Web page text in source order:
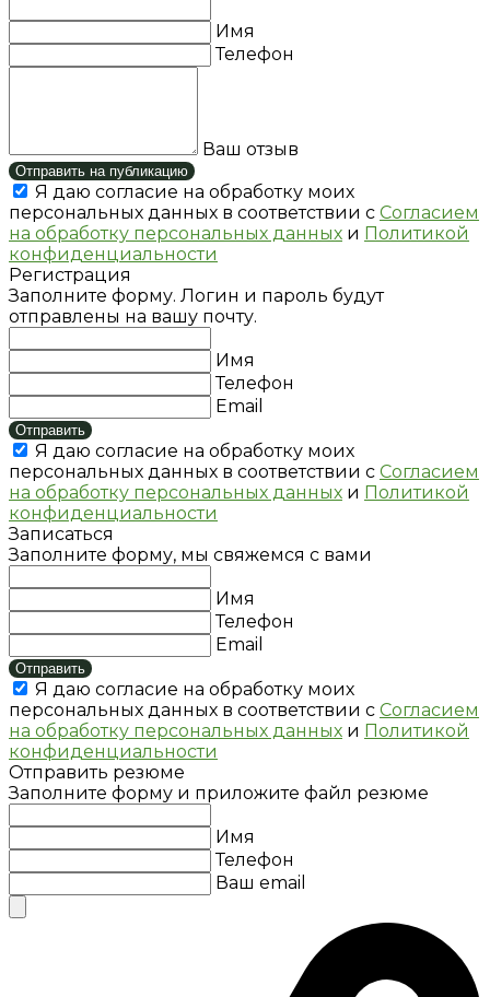
Имя
Телефон
Ваш отзыв
Отправить на публикацию
Я даю согласие на обработку моих
персональных данных в соответствии с Согласием
на обработку персональных данных и Политикой
конфиденциальности
Регистрация
Заполните форму. Логин и пароль будут
отправлены на вашу почту.
Имя
Телефон
Email
Отправить
Я даю согласие на обработку моих
персональных данных в соответствии с Согласием
на обработку персональных данных и Политикой
конфиденциальности
Записаться
Заполните форму, мы свяжемся с вами
Имя
Телефон
Email
Отправить
Я даю согласие на обработку моих
персональных данных в соответствии с Согласием
на обработку персональных данных и Политикой
конфиденциальности
Отправить резюме
Заполните форму и приложите файл резюме
Имя
Телефон
Ваш email